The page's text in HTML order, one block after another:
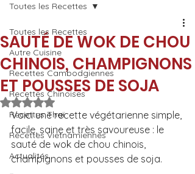
Toutes les Recettes
Autre Cuisine
Recettes Cambodgiennes
Recettes Chinoises
Recettes Thaï
Recettes Vietnamiennes
Actualités
Toutes les Recettes
SAUTÉ DE WOK DE CHOU
CHINOIS, CHAMPIGNONS
ET POUSSES DE SOJA
Noté NaN étoiles sur 5.
Voici une recette végétarienne simple,
facile, saine et très savoureuse : le
sauté de wok de chou chinois,
champignons et pousses de soja.